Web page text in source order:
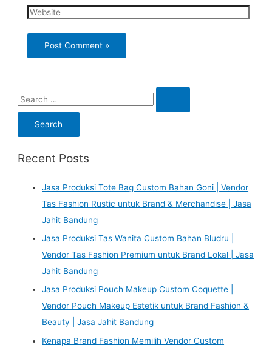
Website
S
e
c
Recent Posts
Jasa Produksi Tote Bag Custom Bahan Goni | Vendor
Tas Fashion Rustic untuk Brand & Merchandise | Jasa
Jahit Bandung
Jasa Produksi Tas Wanita Custom Bahan Bludru |
Vendor Tas Fashion Premium untuk Brand Lokal | Jasa
Jahit Bandung
Jasa Produksi Pouch Makeup Custom Coquette |
Vendor Pouch Makeup Estetik untuk Brand Fashion &
Beauty | Jasa Jahit Bandung
Kenapa Brand Fashion Memilih Vendor Custom